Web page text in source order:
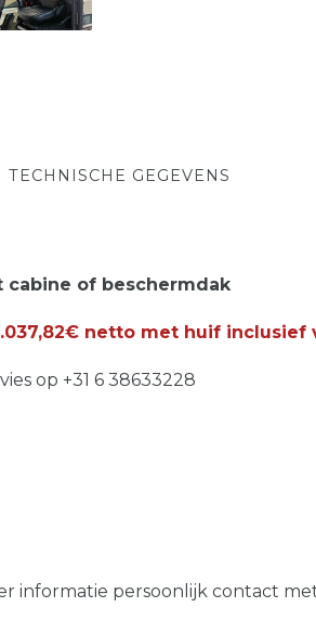
TECHNISCHE GEGEVENS
cabine of beschermdak
netto met huif
op +31 6 38633228
informatie persoonlijk contact